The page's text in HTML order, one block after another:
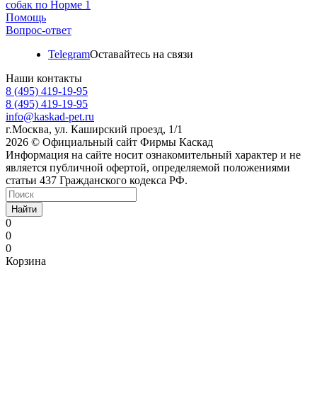
собак по Норме 1
Помощь
Вопрос-ответ
TelegramОставайтесь на связи
Наши контакты
8 (495) 419-19-95
8 (495) 419-19-95
info@kaskad-pet.ru
г.Москва, ул. Каширский проезд, 1/1
2026 © Официальный сайт Фирмы Каскад
Информация на сайте носит ознакомительный характер и не
является публичной офертой, определяемой положениями
статьи 437 Гражданского кодекса РФ.
Найти
0
0
0
Корзина